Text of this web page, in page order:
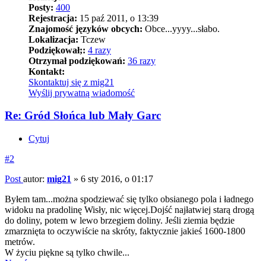
Posty: 400
Rejestracja: 15 paź 2011, o 13:39
Znajomość języków obcych: Obce...yyyy...słabo.
Lokalizacja: Tczew
Podziękował;: 4 razy
Otrzymał podziękowań: 36 razy
Kontakt:
Skontaktuj się z mig21
Wyślij prywatną wiadomość
Re: Gród Słońca lub Mały Garc
Cytuj
#2
Post autor: mig21 » 6 sty 2016, o 01:17
Byłem tam...można spodziewać się tylko obsianego pola i ładnego
widoku na pradolinę Wisły, nic więcej.Dojść najłatwiej starą drogą
do doliny, potem w lewo brzegiem doliny. Jeśli ziemia będzie
zmarznięta to oczywiście na skróty, faktycznie jakieś 1600-1800
metrów.
W życiu piękne są tylko chwile...